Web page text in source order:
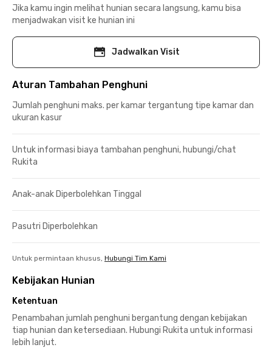
Jika kamu ingin melihat hunian secara langsung, kamu bisa
menjadwakan visit ke hunian ini
Jadwalkan Visit
Aturan Tambahan Penghuni
Jumlah penghuni maks. per kamar tergantung tipe kamar dan
ukuran kasur
Untuk informasi biaya tambahan penghuni, hubungi/chat
Rukita
Anak-anak Diperbolehkan Tinggal
Pasutri Diperbolehkan
Untuk permintaan khusus, Hubungi Tim Kami
Kebijakan Hunian
Ketentuan
Penambahan jumlah penghuni bergantung dengan kebijakan
tiap hunian dan ketersediaan. Hubungi Rukita untuk informasi
lebih lanjut.